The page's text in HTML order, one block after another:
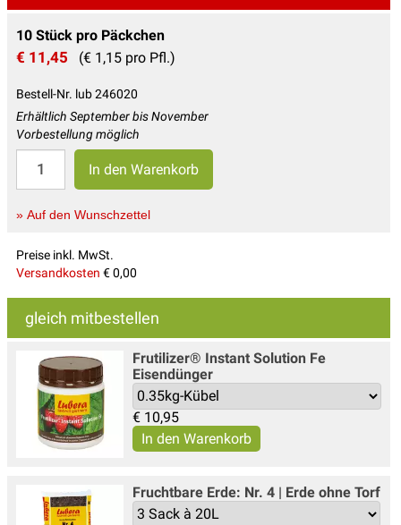
10 Stück pro Päckchen
€ 11,45 (€ 1,15 pro Pfl.)
Bestell-Nr. lub 246020
Erhältlich September bis November
Vorbestellung möglich
» Auf den Wunschzettel
Preise inkl. MwSt.
Versandkosten € 0,00
gleich mitbestellen
Frutilizer® Instant Solution Fe
Eisendünger
€ 10,95
Fruchtbare Erde: Nr. 4 | Erde ohne Torf